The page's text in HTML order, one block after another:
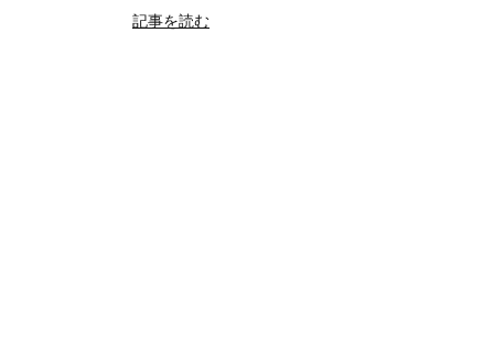
記事を読む